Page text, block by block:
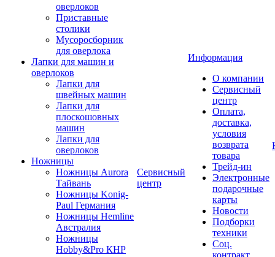
оверлоков
Приставные
столики
Мусоросборник
для оверлока
Лапки для машин и
оверлоков
Лапки для
швейных машин
Лапки для
плоскошовных
машин
Лапки для
оверлоков
Ножницы
Ножницы Aurora
Тайвань
Ножницы Konig-
Paul Германия
Ножницы Hemline
Австралия
Ножницы
Hobby&Pro КНР
Сервисный
центр
Информация
О компании
Сервисный
центр
Оплата,
доставка,
условия
возврата
товара
Трейд-ин
Электронные
подарочные
карты
Новости
Подборки
техники
Соц.
контракт